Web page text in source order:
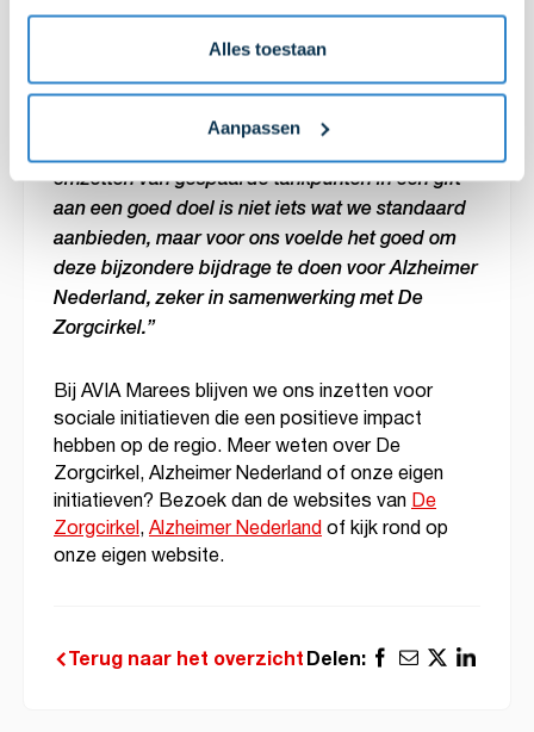
Alles toestaan
Aanpassen
voor ouderen.”
Voor Karin Bijl van AVIA Marees was het
vanzelfsprekend om deze donatie te doen, maar
omzetten van gespaarde tankpunten in een gift
aan een goed doel is niet iets wat we standaard
aanbieden, maar voor ons voelde het goed om
deze bijzondere bijdrage te doen voor Alzheimer
Nederland, zeker in samenwerking met De
Zorgcirkel.”
Bij AVIA Marees blijven we ons inzetten voor
sociale initiatieven die een positieve impact
hebben op de regio. Meer weten over De
Zorgcirkel, Alzheimer Nederland of onze eigen
initiatieven? Bezoek dan de websites vanDe
Zorgcirkel,Alzheimer Nederlandof kijk rond op
onze eigen website.
Terug naar het overzichtDelen: